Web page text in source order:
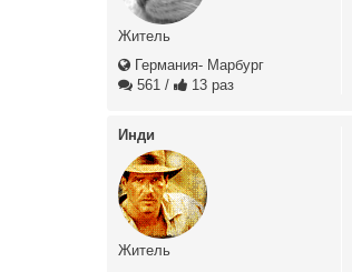
Житель
Германия- Марбург
561 / 13 раз
Инди
Житель